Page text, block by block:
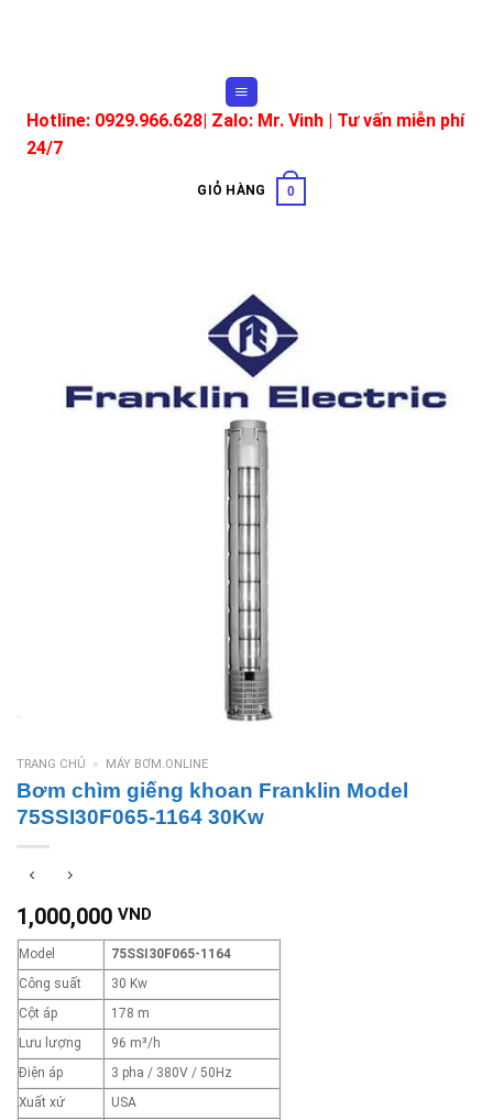
Hotline: 0929.966.628| Zalo: Mr. Vinh | Tư vấn miễn phí
24/7
GIỎ HÀNG 0
TRANG CHỦ » MÁY BƠM.ONLINE
Bơm chìm giếng khoan Franklin Model
75SSI30F065-1164 30Kw
1,000,000 VND
Model
75SSI30F065-1164
Công suất
30 Kw
Cột áp
178 m
Lưu lượng
96 m³/h
Điện áp
3 pha / 380V / 50Hz
Xuất xứ
USA